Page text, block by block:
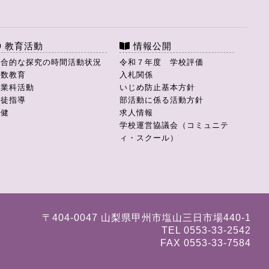
教育活動
的な探究の時間活動状況
教育
科活動
指導
情報公開
令和７年度 学校評価
入札関係
いじめ防止基本方針
部活動に係る活動方針
求人情報
学校運営協議会（コミュニテ
ィ・スクール）
〒404-0047 山梨県甲州市塩山三日市場440-1
TEL 0553-33-2542
FAX 0553-33-7584